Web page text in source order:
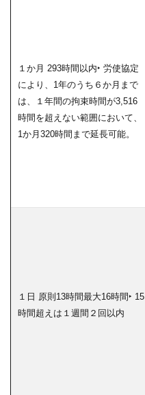
１か月 293時間以内‣ 労使協定
により、1年のうち６か月まで
は、１年間の拘束時間が3,516
時間を超えない範囲において、
1か月320時間まで延長可能。
１日 原則13時間最大16時間‣ 15
時間超えは１週間２回以内